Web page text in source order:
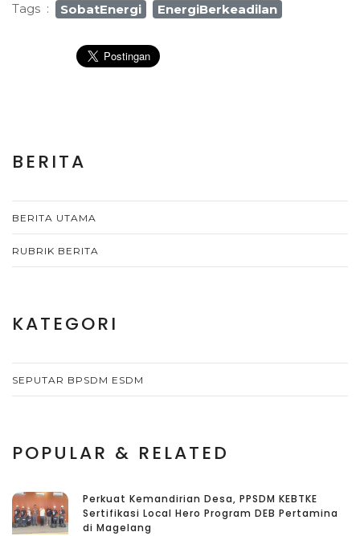
Tags : SobatEnergi EnergiBerkeadilan
BERITA
BERITA UTAMA
RUBRIK BERITA
KATEGORI
SEPUTAR BPSDM ESDM
POPULAR & RELATED
Perkuat Kemandirian Desa, PPSDM KEBTKE
Sertifikasi Local Hero Program DEB Pertamina
di Magelang